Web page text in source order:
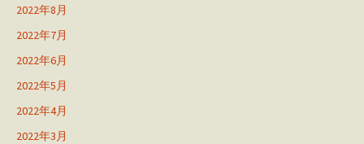
2022年8月
2022年7月
2022年6月
2022年5月
2022年4月
2022年3月